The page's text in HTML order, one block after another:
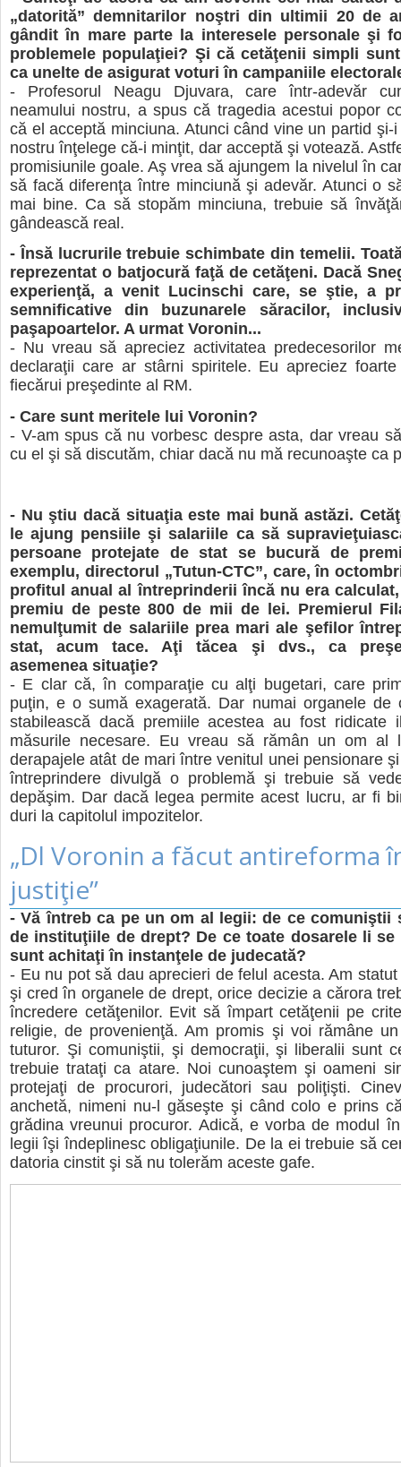
„datorită” demnitarilor noştri din ultimii 20 de
gândit în mare parte la interesele personale şi
problemele populaţiei? Şi că cetăţenii simpli
ca unelte de asigurat voturi în campaniile
- Profesorul Neagu Djuvara, care într-adevăr
neamului nostru, a spus că tragedia acestui popor
că el acceptă minciuna. Atunci când vine un partid şi-
nostru înţelege că-i minţit, dar acceptă şi votează.
promisiunile goale. Aş vrea să ajungem la nivelul în
să facă diferenţa între minciună şi adevăr. Atunci o
mai bine. Ca să stopăm minciuna, trebuie să
gândească real.
- Însă lucrurile trebuie schimbate din temelii.
reprezentat o batjocură faţă de cetăţeni. Dacă
experienţă, a venit Lucinschi care, se ştie, a
semnificative din buzunarele săracilor,
paşapoartelor. A urmat Voronin...
- Nu vreau să apreciez activitatea predecesorilor
declaraţii care ar stârni spiritele. Eu apreciez
fiecărui preşedinte al RM.
- Care sunt meritele lui Voronin?
- V-am spus că nu vorbesc despre asta, dar vreau
cu el şi să discutăm, chiar dacă nu mă recunoaşte ca
- Nu ştiu dacă situaţia este mai bună astăzi.
le ajung pensiile şi salariile ca să
persoane protejate de stat se bucură de
exemplu, directorul „Tutun-CTC”, care, în
profitul anual al întreprinderii încă nu era
premiu de peste 800 de mii de lei. Premierul
nemulţumit de salariile prea mari ale şefilor
stat, acum tace. Aţi tăcea şi dvs., ca
asemenea situaţie?
- E clar că, în comparaţie cu alţi bugetari, care
puţin, e o sumă exagerată. Dar numai organele de
stabilească dacă premiile acestea au fost ridicate
măsurile necesare. Eu vreau să rămân un om al
derapajele atât de mari între venitul unei pensionare
întreprindere divulgă o problemă şi trebuie să
depăşim. Dar dacă legea permite acest lucru, ar fi
duri la capitolul impozitelor.
„Dl Voronin a făcut antireforma
justiţie”
- Vă întreb ca pe un om al legii: de ce comuniştii
de instituţiile de drept? De ce toate dosarele li se
sunt achitaţi în instanţele de judecată?
- Eu nu pot să dau aprecieri de felul acesta. Am
şi cred în organele de drept, orice decizie a cărora
încredere cetăţenilor. Evit să împart cetăţenii pe
religie, de provenienţă. Am promis şi voi rămâne
tuturor. Şi comuniştii, şi democraţii, şi liberalii sunt
trebuie trataţi ca atare. Noi cunoaştem şi oameni
protejaţi de procurori, judecători sau poliţişti.
anchetă, nimeni nu-l găseşte şi când colo e prins
grădina vreunui procuror. Adică, e vorba de modul
legii îşi îndeplinesc obligaţiunile. De la ei trebuie să
datoria cinstit şi să nu tolerăm aceste gafe.